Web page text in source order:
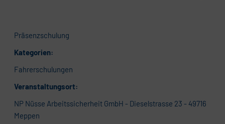
Präsenzschulung
Kategorien:
Fahrerschulungen
Veranstaltungsort:
NP Nüsse Arbeitssicherheit GmbH - Dieselstrasse 23 - 49716
Meppen